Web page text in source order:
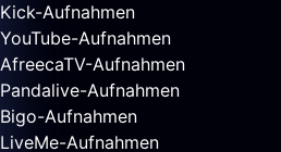
Kick-Aufnahmen
YouTube-Aufnahmen
AfreecaTV-Aufnahmen
Pandalive-Aufnahmen
Bigo-Aufnahmen
LiveMe-Aufnahmen